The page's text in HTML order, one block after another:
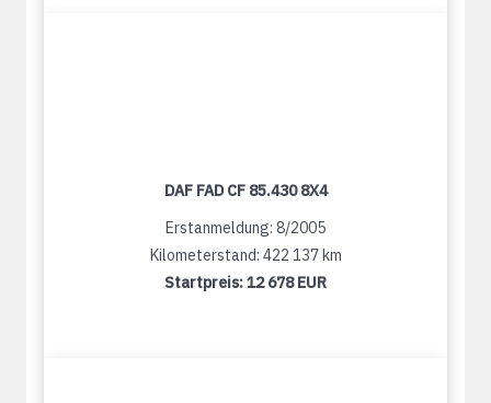
DAF FAD CF 85.430 8X4
Erstanmeldung: 8/2005
Kilometerstand: 422 137 km
Startpreis:12 678 EUR